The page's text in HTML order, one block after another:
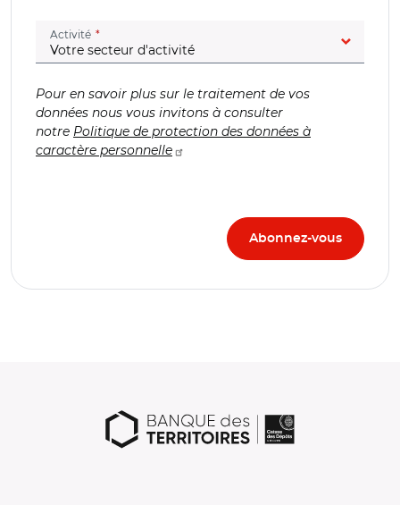
Activité (champ obligatoire)
Pour en savoir plus sur le traitement de vos
données nous vous invitons à consulter
notre Politique de protection des données à
caractère personnelle